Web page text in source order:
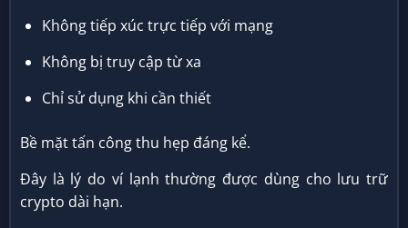
Không tiếp xúc trực tiếp với mạng
Không bị truy cập từ xa
Chỉ sử dụng khi cần thiết
Bề mặt tấn công thu hẹp đáng kể.
Đây là lý do ví lạnh thường được dùng cho lưu trữ
crypto dài hạn.